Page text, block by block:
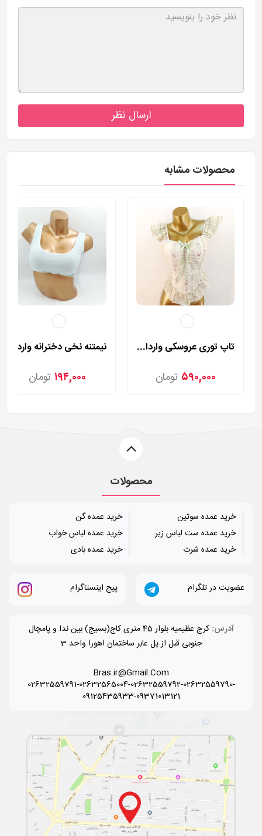
ارسال نظر
محصولات مشابه
تاپ توری عروسکی وارداتی مدل 8813
۵۹۰,۰۰۰ تومان ۱۹۴,۰۰۰ تومان
محصولات
خرید عمده سوتین
خرید عمده ست لباس زیر
خرید عمده شرت
خرید عمده گن
خرید عمده لباس خواب
خرید عمده بادی
عضویت در تلگرام پیج اینستاگرام
آدرس:
کرج عظیمیه بلوار 45 متری کاج(بسیج) بین ندا و پامچال
جنوبی قبل از پل عابر ساختمان اهورا واحد 3
Bras.ir@Gmail.Com
02632559791-02632565004-02632559792-02632559790-
09125435933-09371013121